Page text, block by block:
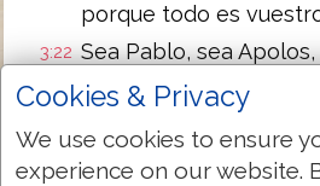
porque todo es
3:22 Sea Pablo, sea
mundo, sea la vida,
presente, sea los por
vuestro;
3:23 Y vosotros de Cristo; y
Cookies & Privacy
We use cookies to ensure
experience on our website.